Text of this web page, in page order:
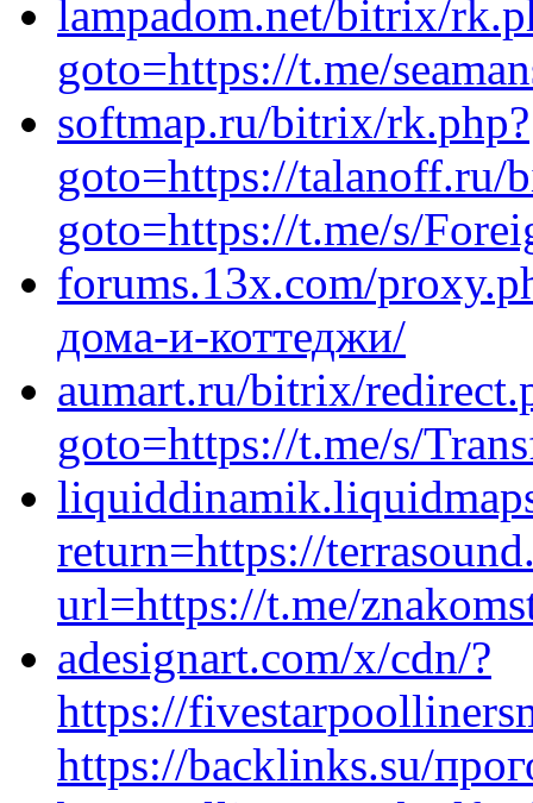
lampadom.net/bitrix/
goto=https://t.me/
softmap.ru/bitrix/rk.php?
goto=https://talanoff.ru/
goto=https://t.me/s/
forums.13x.com/
дома-и-коттеджи/
aumart.ru/bitrix/
goto=https://t.me/s/
return=https://
url=https://t.me/
adesignart.com/x/cdn/?
https://
https://backlinks.su/